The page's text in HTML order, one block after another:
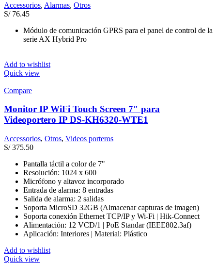
Accessorios, Alarmas, Otros
S/76.45
Módulo de comunicación GPRS para el panel de control de la
serie AX Hybrid Pro
Add to wishlist
Quick view
Compare
Monitor IP WiFi Touch Screen 7″ para
Videoportero IP DS-KH6320-WTE1
Accessorios, Otros, Videos porteros
S/375.50
Pantalla táctil a color de 7"
Resolución: 1024 x 600
Micrófono y altavoz incorporado
Entrada de alarma: 8 entradas
Salida de alarma: 2 salidas
Soporta MicroSD 32GB (Almacenar capturas de imagen)
Soporta conexión Ethernet TCP/IP y Wi-Fi | Hik-Connect
Alimentación: 12 VCD/1 | PoE Standar (IEEE802.3af)
Aplicación: Interiores | Material: Plástico
Add to wishlist
Quick view